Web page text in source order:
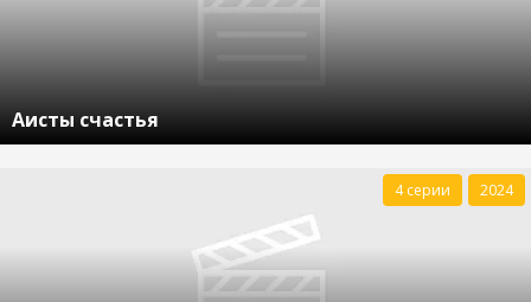
Аисты счастья
4 серии 2024